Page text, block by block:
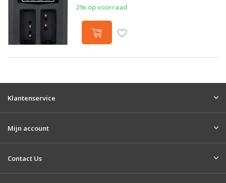
29x op voorraad
Klantenservice
Mijn account
Contact Us